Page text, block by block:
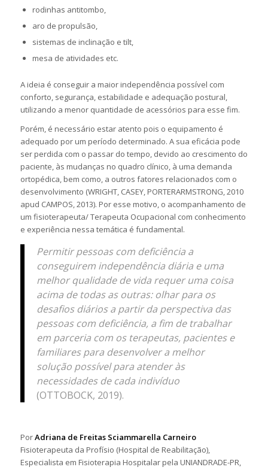
rodinhas antitombo,
aro de propulsão,
sistemas de inclinação e tilt,
mesa de atividades etc.
A ideia é conseguir a maior independência possível com
conforto, segurança, estabilidade e adequação postural,
utilizando a menor quantidade de acessórios para esse fim.
Porém, é necessário estar atento pois o equipamento é
adequado por um período determinado. A sua eficácia pode
ser perdida com o passar do tempo, devido ao crescimento do
paciente, às mudanças no quadro clínico, à uma demanda
ortopédica, bem como, a outros fatores relacionados com o
desenvolvimento (WRIGHT, CASEY, PORTERARMSTRONG, 2010
apud CAMPOS, 2013). Por esse motivo, o acompanhamento de
um fisioterapeuta/ Terapeuta Ocupacional com conhecimento
e experiência nessa temática é fundamental.
Permitir pessoas com deficiência a
conseguirem independência diária e uma
melhor qualidade de vida requer uma coisa
acima de todas as outras: olhar para os
desafios diários a partir da perspectiva das
pessoas com deficiência, a fim de trabalhar
em parceria com os terapeutas, pacientes e
familiares para desenvolver a melhor
solução possível para atender às
necessidades de cada indivíduo
(OTTOBOCK, 2019).
PorAdriana de Freitas Sciammarella Carneiro
Fisioterapeuta da Profísio (Hospital de Reabilitação),
Especialista em Fisioterapia Hospitalar pela UNIANDRADE-PR,